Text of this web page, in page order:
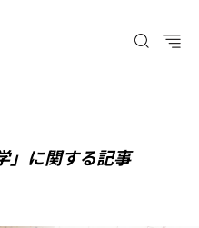
」に関する記事